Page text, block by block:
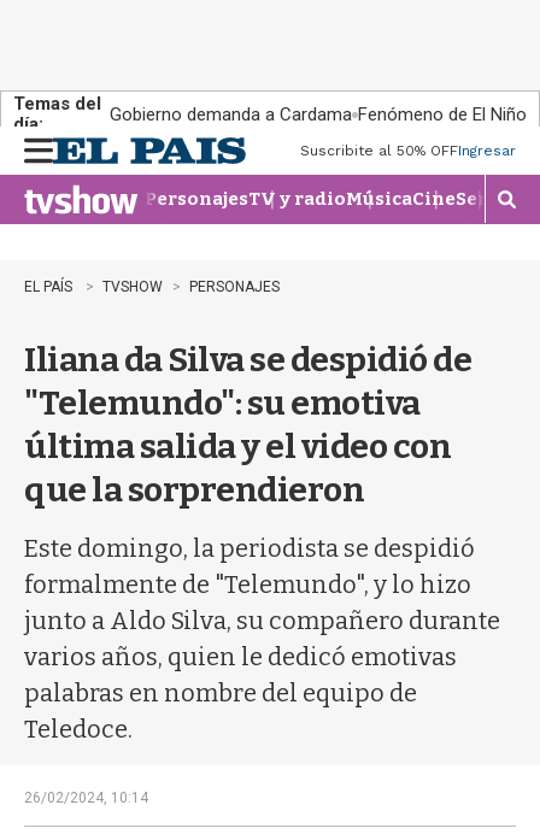
Temas del
día:
Gobierno demanda a Cardama Fenómeno de El Niño
n
u
Suscribite al 50% OFFIngresar
PersonajesTV y radioMúsicaCineSeries
M
o
EL PAÍS TVSHOW PERSONAJES
Iliana da Silva se despidió de
"Telemundo": su emotiva
última salida y el video con
que la sorprendieron
Este domingo, la periodista se despidió
formalmente de "Telemundo", y lo hizo
junto a Aldo Silva, su compañero durante
varios años, quien le dedicó emotivas
palabras en nombre del equipo de
Teledoce.
26/02/2024, 10:14